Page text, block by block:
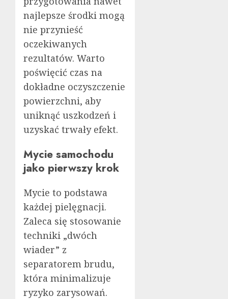
najlepsze środki mogą
nie przynieść
oczekiwanych
rezultatów. Warto
poświęcić czas na
dokładne oczyszczenie
powierzchni, aby
uniknąć uszkodzeń i
uzyskać trwały efekt.
Mycie samochodu
jako pierwszy krok
Mycie to podstawa
każdej pielęgnacji.
Zaleca się stosowanie
techniki „dwóch
wiader” z
separatorem brudu,
która minimalizuje
ryzyko zarysowań.